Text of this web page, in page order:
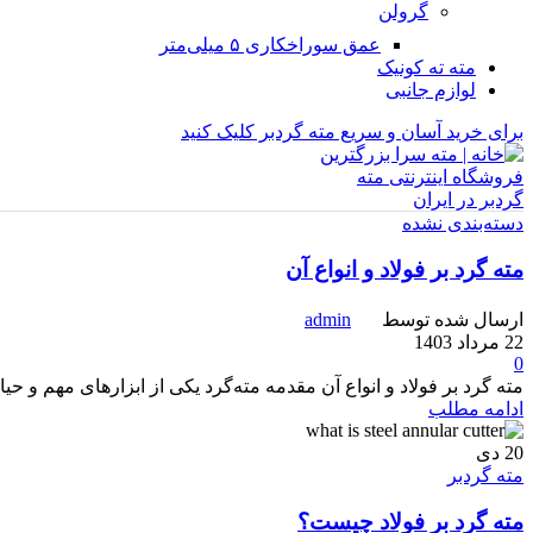
گرولن
عمق سوراخکاری ۵ میلی‌متر
مته ته کونیک
لوازم جانبی
برای خرید آسان و سریع مته گردبر کلیک کنید
دسته‌بندی نشده
مته گرد بر فولاد و انواع آن
ارسال شده توسط
admin
22 مرداد 1403
0
مته گرد بر فولاد و انواع آن مقدمه مته‌گرد یکی از ابزارهای
ادامه مطلب
20 دی
مته گردبر
مته گرد بر فولاد چیست؟